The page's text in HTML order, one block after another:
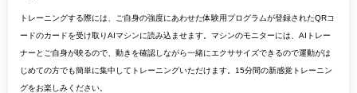
トレーニングする際には、ご自身の強度にあわせた体験用プログラムが登録されたQRコ
ードのカードを受け取りAIマシンに読み込ませます。マシンのモニターには、AIトレー
ナーとご自身が映るので、動きを確認しながら一緒にエクササイズできるので運動がは
じめての方でも簡単に集中してトレーニングいただけます。15分間の新感覚トレーニン
グをお楽しみください。